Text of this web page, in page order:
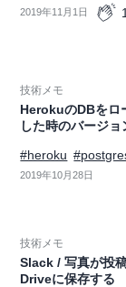
2019年11月1日 1
技術メモ
HerokuのDBをロ
した時のバージ
#heroku
2019年10月28日
技術メモ
Slack / 写真が投
Driveに保存する